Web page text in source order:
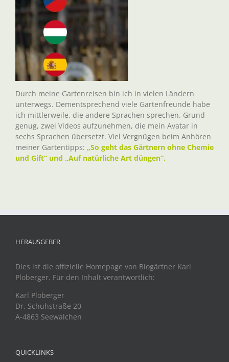
Durch meine Gartenreisen bin ich in vielen Ländern
unterwegs. Dementsprechend viele Gartenfreunde habe
ich mittlerweile, die andere Sprachen sprechen. Grund
genug, zwei Videos aufzunehmen, die mein Avatar in
sechs Sprachen übersetzt. Viel Vergnügen beim Anhören
meiner Gartentipps: „So geht das Gärtnern ohne Chemie
und Gift“ und „Auf natürliche Art düngen“.
HERAUSGEBER
Dies ist die offizielle Homepage von Biogärtner Karl
Ploberger. Für den Inhalt verantwortlich:
Karl Ploberger
Dr. Schuhstraße 20
A-4863 Seewalchen
QUICKLINKS